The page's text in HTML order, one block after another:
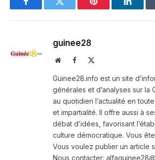
FacebookTwitter Pinterest
guinee28
WebsiteFacebook
Guinee28.info est un site
générales et d’analyses sur la
au quotidien l’actualité en
et impartialité. Il offre aussi à
débat d’idées, favorisant
culture démocratique. Vous
Vous voulez publier un article
Nous contacter: